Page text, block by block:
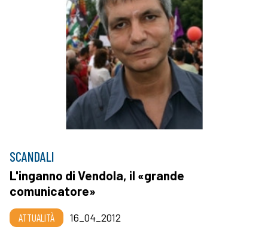
SCANDALI
L'inganno di Vendola, il «grande
comunicatore»
ATTUALITÀ
16_04_2012